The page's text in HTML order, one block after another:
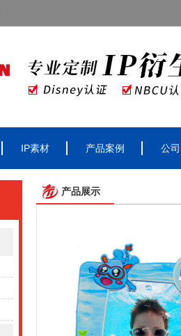
IP素材 产品案例 公
产品展示